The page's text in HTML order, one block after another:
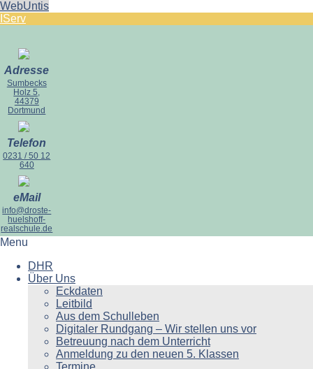
WebUntis
IServ
Adresse
Sumbecks
Holz 5,
44379
Dortmund
Telefon
0231 / 50 12
640
eMail
info@droste-
huelshoff-
realschule.de
Menu
DHR
Über Uns
Eckdaten
Leitbild
Aus dem Schulleben
Digitaler Rundgang – Wir stellen uns vor
Betreuung nach dem Unterricht
Anmeldung zu den neuen 5. Klassen
Termine